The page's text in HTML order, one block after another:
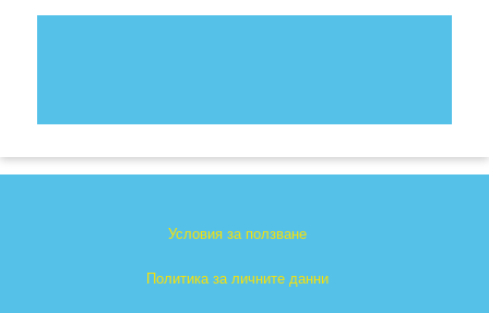
Условия за ползване
Политика за личните данни